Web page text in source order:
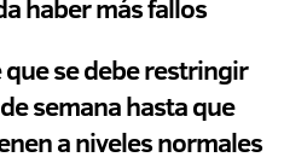
que se debe restringir
semana hasta que
a niveles normales